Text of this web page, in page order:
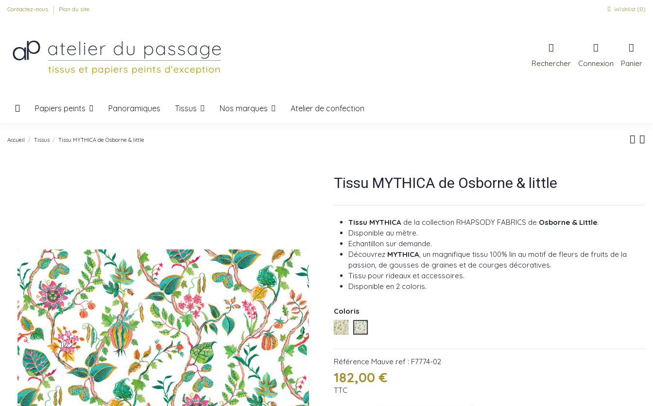
Contactez-nous Plan du site Wishlist (0)
Rechercher Connexion Panier
Papiers peints Panoramiques Tissus Nos marques Atelier de confection
Accueil Tissus Tissu MYTHICA de Osborne & little
Tissu MYTHICA de Osborne & little
Tissu MYTHICA de la collection RHAPSODY FABRICS de Osborne & Little.
Disponible au mètre.
Echantillon sur demande.
Découvrez MYTHICA, un magnifique tissu 100% lin au motif de fleurs de fruits de la
passion, de gousses de graines et de courges décoratives.
Tissu pour rideaux et accessoires.
Disponible en 2 coloris.
Coloris
Jaune ref : F7774-01
Mauve ref : F7774-02
Référence Mauve ref : F7774-02
182,00 €
TTC